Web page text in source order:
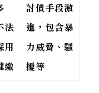
法
用
繳
討債手段激
進，包含暴
力威脅、騷
擾等